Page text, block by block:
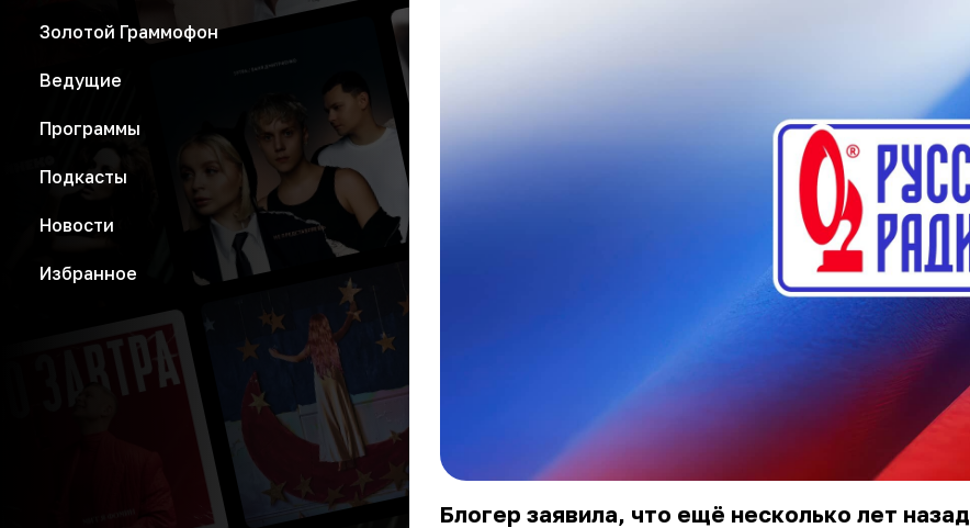
Золотой Граммофон
Ведущие
Программы
Подкасты
Новости
Избранное
Блогер заявила, что ещё несколько лет назад